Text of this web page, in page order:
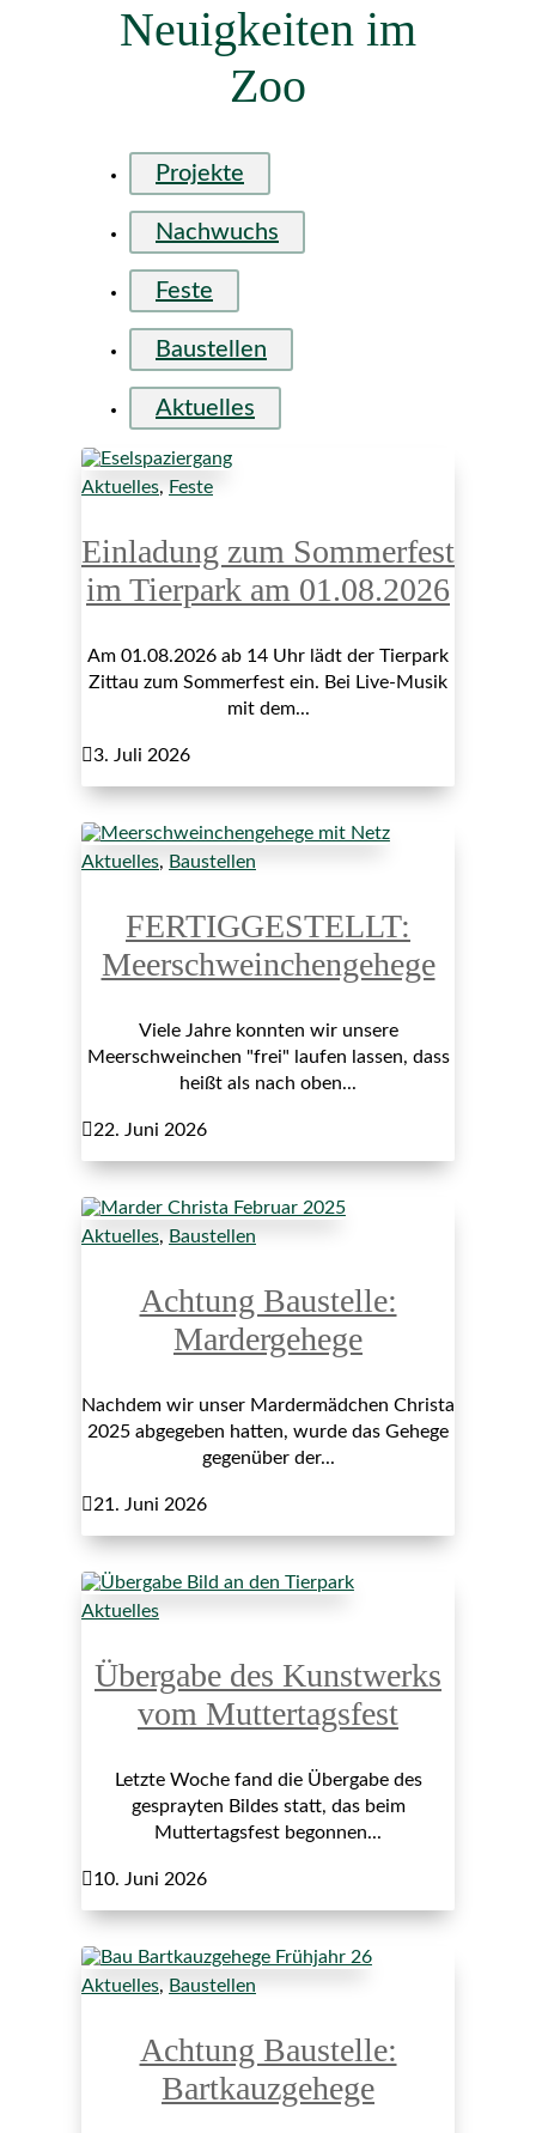
Neuigkeiten im
Zoo
Projekte
Nachwuchs
Feste
Baustellen
Aktuelles
Aktuelles, Feste
Einladung zum Sommerfest
im Tierpark am 01.08.2026
Am 01.08.2026 ab 14 Uhr lädt der Tierpark
Zittau zum Sommerfest ein. Bei Live-Musik
mit dem...
3. Juli 2026
Aktuelles, Baustellen
FERTIGGESTELLT:
Meerschweinchengehege
Viele Jahre konnten wir unsere
Meerschweinchen "frei" laufen lassen, dass
heißt als nach oben...
22. Juni 2026
Aktuelles, Baustellen
Achtung Baustelle:
Mardergehege
Nachdem wir unser Mardermädchen Christa
2025 abgegeben hatten, wurde das Gehege
gegenüber der...
21. Juni 2026
Aktuelles
Übergabe des Kunstwerks
vom Muttertagsfest
Letzte Woche fand die Übergabe des
gesprayten Bildes statt, das beim
Muttertagsfest begonnen...
10. Juni 2026
Aktuelles, Baustellen
Achtung Baustelle:
Bartkauzgehege